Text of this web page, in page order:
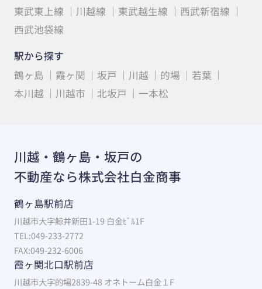
東武東上線
川越線 東武越生線
西武新宿線
西武池袋線
駅から探す
鶴ヶ島
霞ヶ関 坂戸 川越 的場
若葉
本川越
川越市 北坂戸 一本松
川越・鶴ヶ島・坂戸の
不動産なら株式会社白金商事
鶴ヶ島駅前店
川越市大字鯨井新田1-19 白金ﾋﾞﾙ1F
TEL:049-233-2772
FAX:049-232-6006
霞ヶ関北口駅前店
川越市大字的場2839-48 オネトーム白金１F